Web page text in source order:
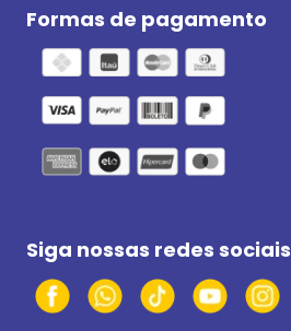
Formas de pagamento
Siga nossas redes sociais